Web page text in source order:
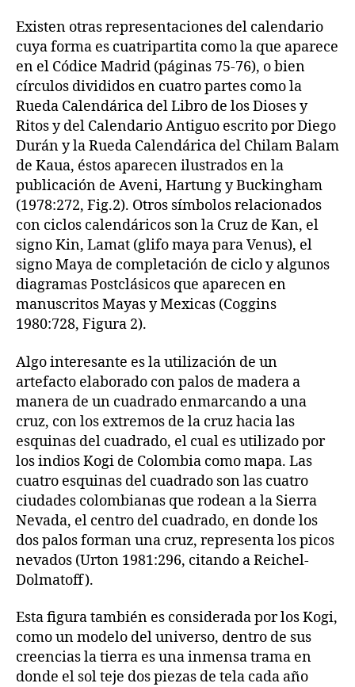
Existen otras representaciones del calendario
cuya forma es cuatripartita como la que aparece
en el Códice Madrid (páginas 75-76), o bien
círculos divididos en cuatro partes como la
Rueda Calendárica del Libro de los Dioses y
Ritos y del Calendario Antiguo escrito por Diego
Durán y la Rueda Calendárica del Chilam Balam
de Kaua, éstos aparecen ilustrados en la
publicación de Aveni, Hartung y Buckingham
(1978:272, Fig.2). Otros símbolos relacionados
con ciclos calendáricos son la Cruz de Kan, el
signo Kin, Lamat (glifo maya para Venus), el
signo Maya de completación de ciclo y algunos
diagramas Postclásicos que aparecen en
manuscritos Mayas y Mexicas (Coggins
1980:728, Figura 2).
Algo interesante es la utilización de un
artefacto elaborado con palos de madera a
manera de un cuadrado enmarcando a una
cruz, con los extremos de la cruz hacia las
esquinas del cuadrado, el cual es utilizado por
los indios Kogi de Colombia como mapa. Las
cuatro esquinas del cuadrado son las cuatro
ciudades colombianas que rodean a la Sierra
Nevada, el centro del cuadrado, en donde los
dos palos forman una cruz, representa los picos
nevados (Urton 1981:296, citando a Reichel-
Dolmatoff).
Esta figura también es considerada por los Kogi,
como un modelo del universo, dentro de sus
creencias la tierra es una inmensa trama en
donde el sol teje dos piezas de tela cada año